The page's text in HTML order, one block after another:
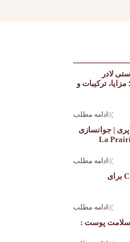
لادر
Advanced Night Repair؛ مزایا، ترکیبات و
ادامه مطلب
| جوانسازی
ادامه مطلب
مقایسه رتینول با ویتامین C برای
ادامه مطلب
سلامت پوست :